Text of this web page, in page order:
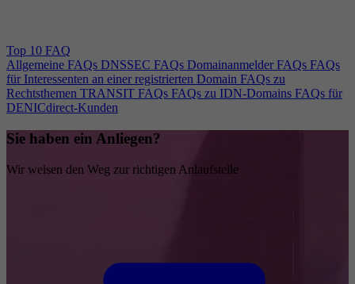
Top 10 FAQ
Allgemeine FAQs DNSSEC FAQs Domainanmelder FAQs FAQs
für Interessenten an einer registrierten Domain FAQs zu
Rechtsthemen TRANSIT FAQs FAQs zu IDN-Domains FAQs für
DENICdirect-Kunden
Sie haben ein Anliegen?
Wir weisen den Weg zur richtigen Anlaufstelle